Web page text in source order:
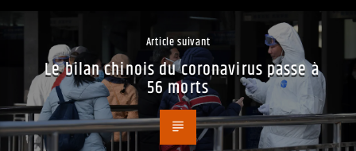
Article suivant
Le bilan chinois du coronavirus passe à
56 morts